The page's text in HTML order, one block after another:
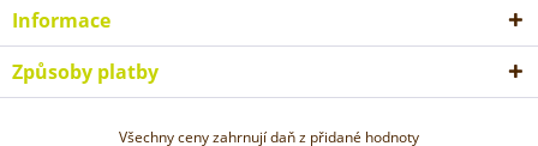
Informace
Způsoby platby
Všechny ceny zahrnují daň z přidané hodnoty